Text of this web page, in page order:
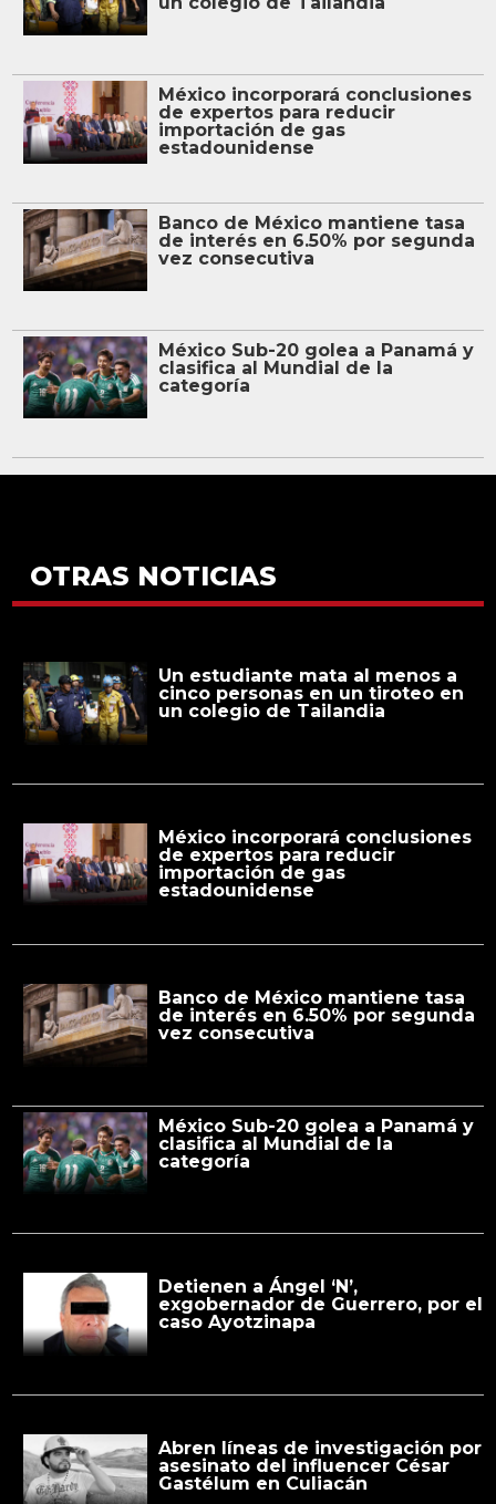
México incorporará conclusiones
de expertos para reducir
importación de gas
estadounidense
Banco de México mantiene tasa
de interés en 6.50% por segunda
vez consecutiva
México Sub-20 golea a Panamá y
clasifica al Mundial de la
categoría
OTRAS NOTICIAS
Un estudiante mata al menos a
cinco personas en un tiroteo en
un colegio de Tailandia
México incorporará conclusiones
de expertos para reducir
importación de gas
estadounidense
Banco de México mantiene tasa
de interés en 6.50% por segunda
vez consecutiva
México Sub-20 golea a Panamá y
clasifica al Mundial de la
categoría
Detienen a Ángel ‘N’,
exgobernador de Guerrero, por el
caso Ayotzinapa
Abren líneas de investigación por
asesinato del influencer César
Gastélum en Culiacán